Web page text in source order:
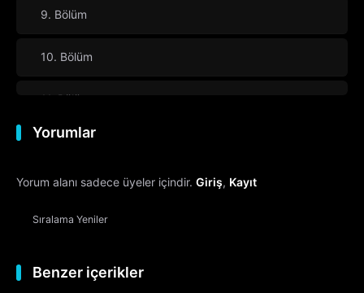
9. Bölüm
10. Bölüm
11. Bölüm
12. Bölüm
13. Bölüm
14. Bölüm
15. Bölüm
Yorumlar
Yorum alanı sadece üyeler içindir. Giriş, Kayıt
Sıralama Yeniler
Benzer içerikler